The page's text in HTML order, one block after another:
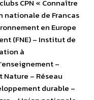
CPN « Connaître
nationale de Francas
en Europe
(FNE) – Institut de
à
–
Nature – Réseau
durable –